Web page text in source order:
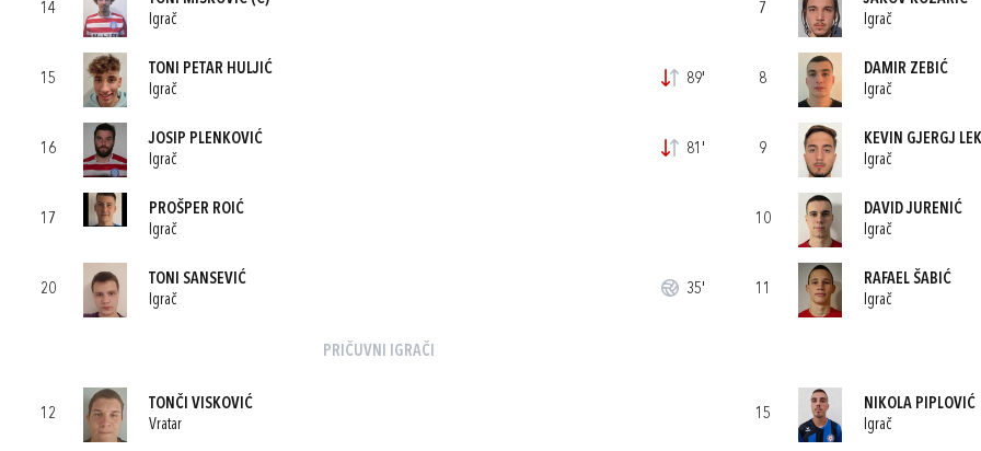
14
Igrač
15
TONI PETAR HULJIĆ
Igrač
89'
16
JOSIP PLENKOVIĆ
Igrač
81'
17
PROŠPER ROIĆ
Igrač
20
TONI SANSEVIĆ
Igrač
35'
PRIČUVNI IGRAČI
12
TONČI VISKOVIĆ
Vratar
7
Igrač
8
DAMIR ZEBIĆ
Igrač
9
KEVIN GJERGJ
Igrač
10
DAVID JURENIĆ
Igrač
11
RAFAEL ŠABIĆ
Igrač
15
NIKOLA PIPLOVIĆ
Igrač